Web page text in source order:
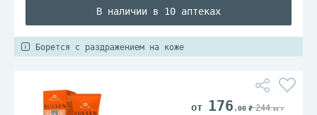
В наличии в 10 аптеках
Борется с раздражением на коже
176 .00 244.00